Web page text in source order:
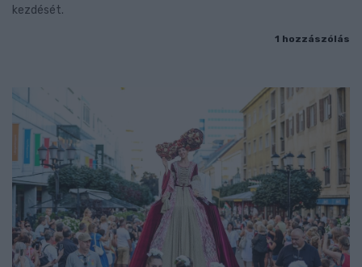
kezdését.
1 hozzászólás